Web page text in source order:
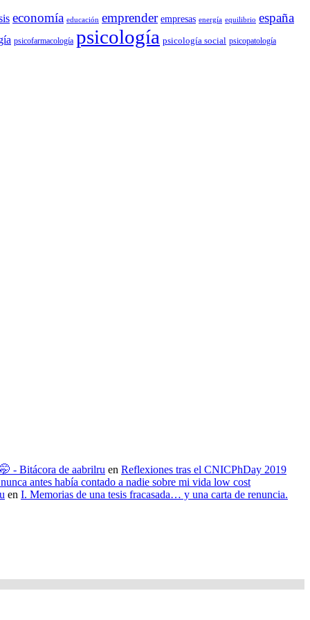
economía educación emprender empresas energía equilibrio españa
psicofarmacología psicología psicología social psicopatología
- Bitácora de aabrilru en Reflexiones tras el CNICPhDay 2019
antes había contado a nadie sobre mi vida low cost
en I. Memorias de una tesis fracasada… y una carta de renuncia.